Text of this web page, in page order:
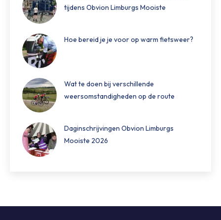
tijdens Obvion Limburgs Mooiste
Hoe bereid je je voor op warm fietsweer?
Wat te doen bij verschillende
weersomstandigheden op de route
Daginschrijvingen Obvion Limburgs
Mooiste 2026